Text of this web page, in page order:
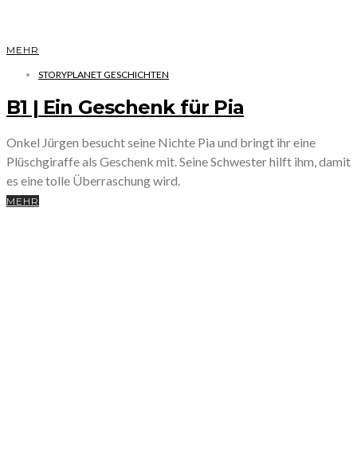
MEHR
STORYPLANET GESCHICHTEN
B1 | Ein Geschenk für Pia
Onkel Jürgen besucht seine Nichte Pia und bringt ihr eine
Plüschgiraffe als Geschenk mit. Seine Schwester hilft ihm, damit
es eine tolle Überraschung wird.
MEHR